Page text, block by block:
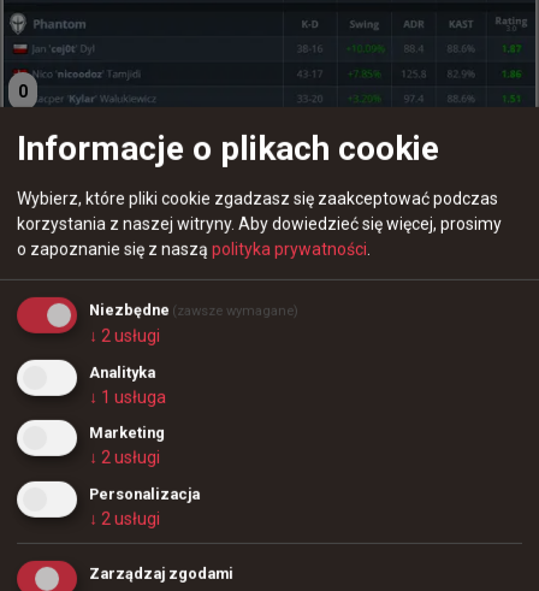
36 0
0
100Thieves na lana zabrało ze sobą nawet własną
drukarkę
+
Magisk: Nie jest łatwo być jednym z GOAT-ów CS:GO, a
potem słyszeć od ludzi: „Musisz zmienić to, to i to na
niektórych mapach”
Informacje o plikach cookie
Wybierz, które pliki cookie zgadzasz się zaakceptować podczas
korzystania z naszej witryny. Aby dowiedzieć się więcej, prosimy
o zapoznanie się z naszą polityka prywatności.
Niezbędne (zawsze wymagane)
↓ 2usługi
Analityka
↓ 1 usługa
Marketing
↓ 2usługi
Personalizacja
↓ 2usługi
Zarządzaj zgodami